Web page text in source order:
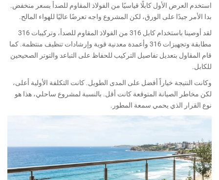
استخدم العرض الأول كابلًا قياسيًا من الفولاذ المقاوم للصدأ بسعر منخفض.
بدا الأمر جيدًا على الورق، لكن المشروع واجه تعرضًا عاليًا للهواء المالح.
لقد أوصينا باستخدام كابل 316 من الفولاذ المقاوم للصدأ، وتركيبات 316
مطابقة وتجهيزات 316 وأعمدة معدنية قوية وإرشادات تنظيف منتظمة. كما
قام المقاول بتعديل تفاصيل التركيب للحفاظ على التباعد والتوتر الصحيحين
للكابل.
وكانت النتيجة خياراً أفضل على المدى الطويل. كانت التكلفة الأولية أعلى،
لكن مخاطر الصيانة المتوقعة كانت أقل. بالنسبة لمشروع ساحلي، هذا هو
نوع القرار الذي يحمي سمعة المطور.